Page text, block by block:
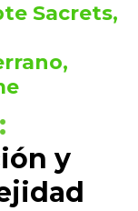
Sacrets,
y